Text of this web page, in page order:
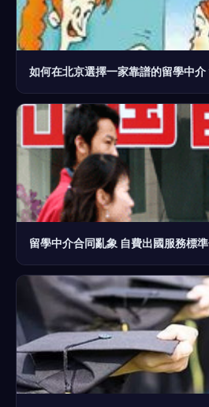
留學中介合同亂象 自費出國服務標